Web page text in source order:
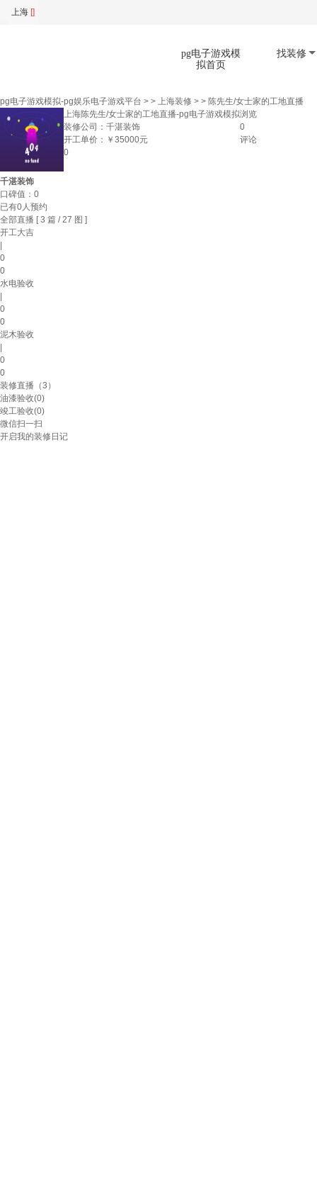
上海 []
pg电子游戏模
拟首页
找装修
pg电子游戏模拟-pg娱乐电子游戏平台 > > 上海装修 > > 陈先生/女士家的工地直播
上海陈先生/女士家的工地直播-pg电子游戏模拟
装修公司： 千湛装饰
开工单价： ￥ 35000元
浏览
0
评论
0
千湛装饰
口碑值： 0
已有0人预约
全部直播 [ 3 篇 / 27 图 ]
开工大吉
0
0
水电验收
0
0
泥木验收
0
0
装修直播（3）
油漆验收(0)
竣工验收(0)
微信扫一扫
开启我的装修日记